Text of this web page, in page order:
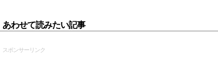
あわせて読みたい記事
スポンサーリンク